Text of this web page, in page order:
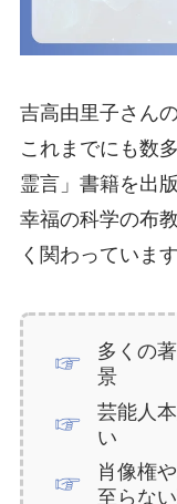
吉高由里子さん
これまでにも数
霊言」書籍を出
幸福の科学の布
く関わっています
多くの
景
芸能人
い
肖像権
至らな